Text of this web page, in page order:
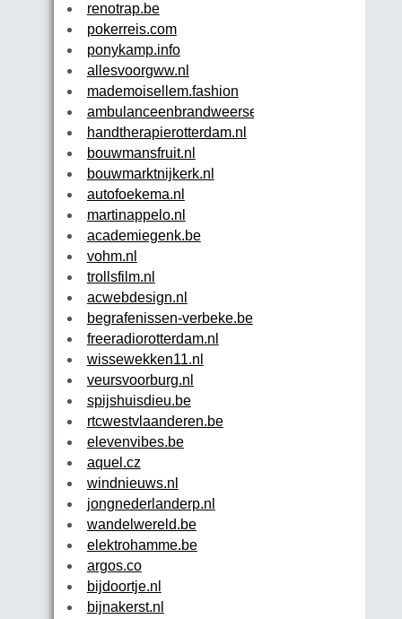
renotrap.be
pokerreis.com
ponykamp.info
allesvoorgww.nl
mademoisellem.fashion
ambulanceenbrandweerservicenederland.nl
handtherapierotterdam.nl
bouwmansfruit.nl
bouwmarktnijkerk.nl
autofoekema.nl
martinappelo.nl
academiegenk.be
vohm.nl
trollsfilm.nl
acwebdesign.nl
begrafenissen-verbeke.be
freeradiorotterdam.nl
wissewekken11.nl
veursvoorburg.nl
spijshuisdieu.be
rtcwestvlaanderen.be
elevenvibes.be
aquel.cz
windnieuws.nl
jongnederlanderp.nl
wandelwereld.be
elektrohamme.be
argos.co
bijdoortje.nl
bijnakerst.nl